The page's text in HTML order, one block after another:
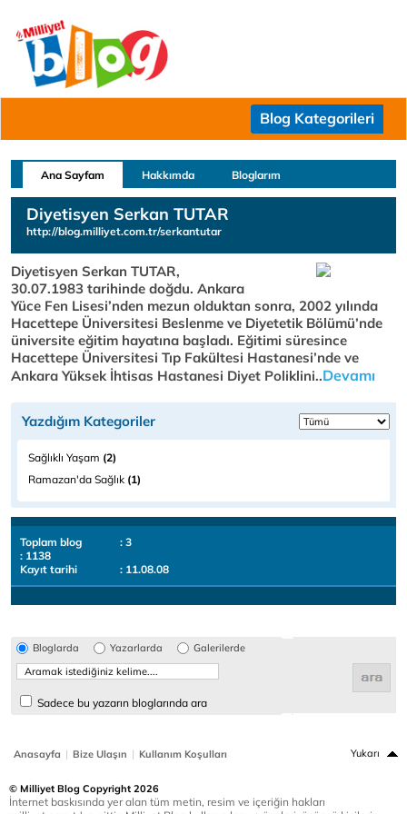
Blog Kategorileri
Ana Sayfam Hakkımda Bloglarım
Diyetisyen Serkan TUTAR
http://blog.milliyet.com.tr/serkantutar
Diyetisyen Serkan TUTAR,
30.07.1983 tarihinde doğdu. Ankara
Yüce Fen Lisesi’nden mezun olduktan sonra, 2002 yılında
Hacettepe Üniversitesi Beslenme ve Diyetetik Bölümü’nde
üniversite eğitim hayatına başladı. Eğitimi süresince
Hacettepe Üniversitesi Tıp Fakültesi Hastanesi’nde ve
Ankara Yüksek İhtisas Hastanesi Diyet Poliklini..Devamı
Yazdığım Kategoriler
Sağlıklı Yaşam (2)
Ramazan'da Sağlık (1)
Toplam blog
: 3
: 1138
Kayıt tarihi
: 11.08.08
Bloglarda Yazarlarda Galerilerde
Sadece bu yazarın bloglarında ara
Anasayfa | Bize Ulaşın | Kullanım Koşulları Yukarı
© Milliyet Blog Copyright 2026
İnternet baskısında yer alan tüm metin, resim ve içeriğin hakları